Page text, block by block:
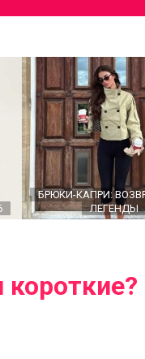
БРЮКИ-КАПРИ:
ЛЕГЕНДЫ